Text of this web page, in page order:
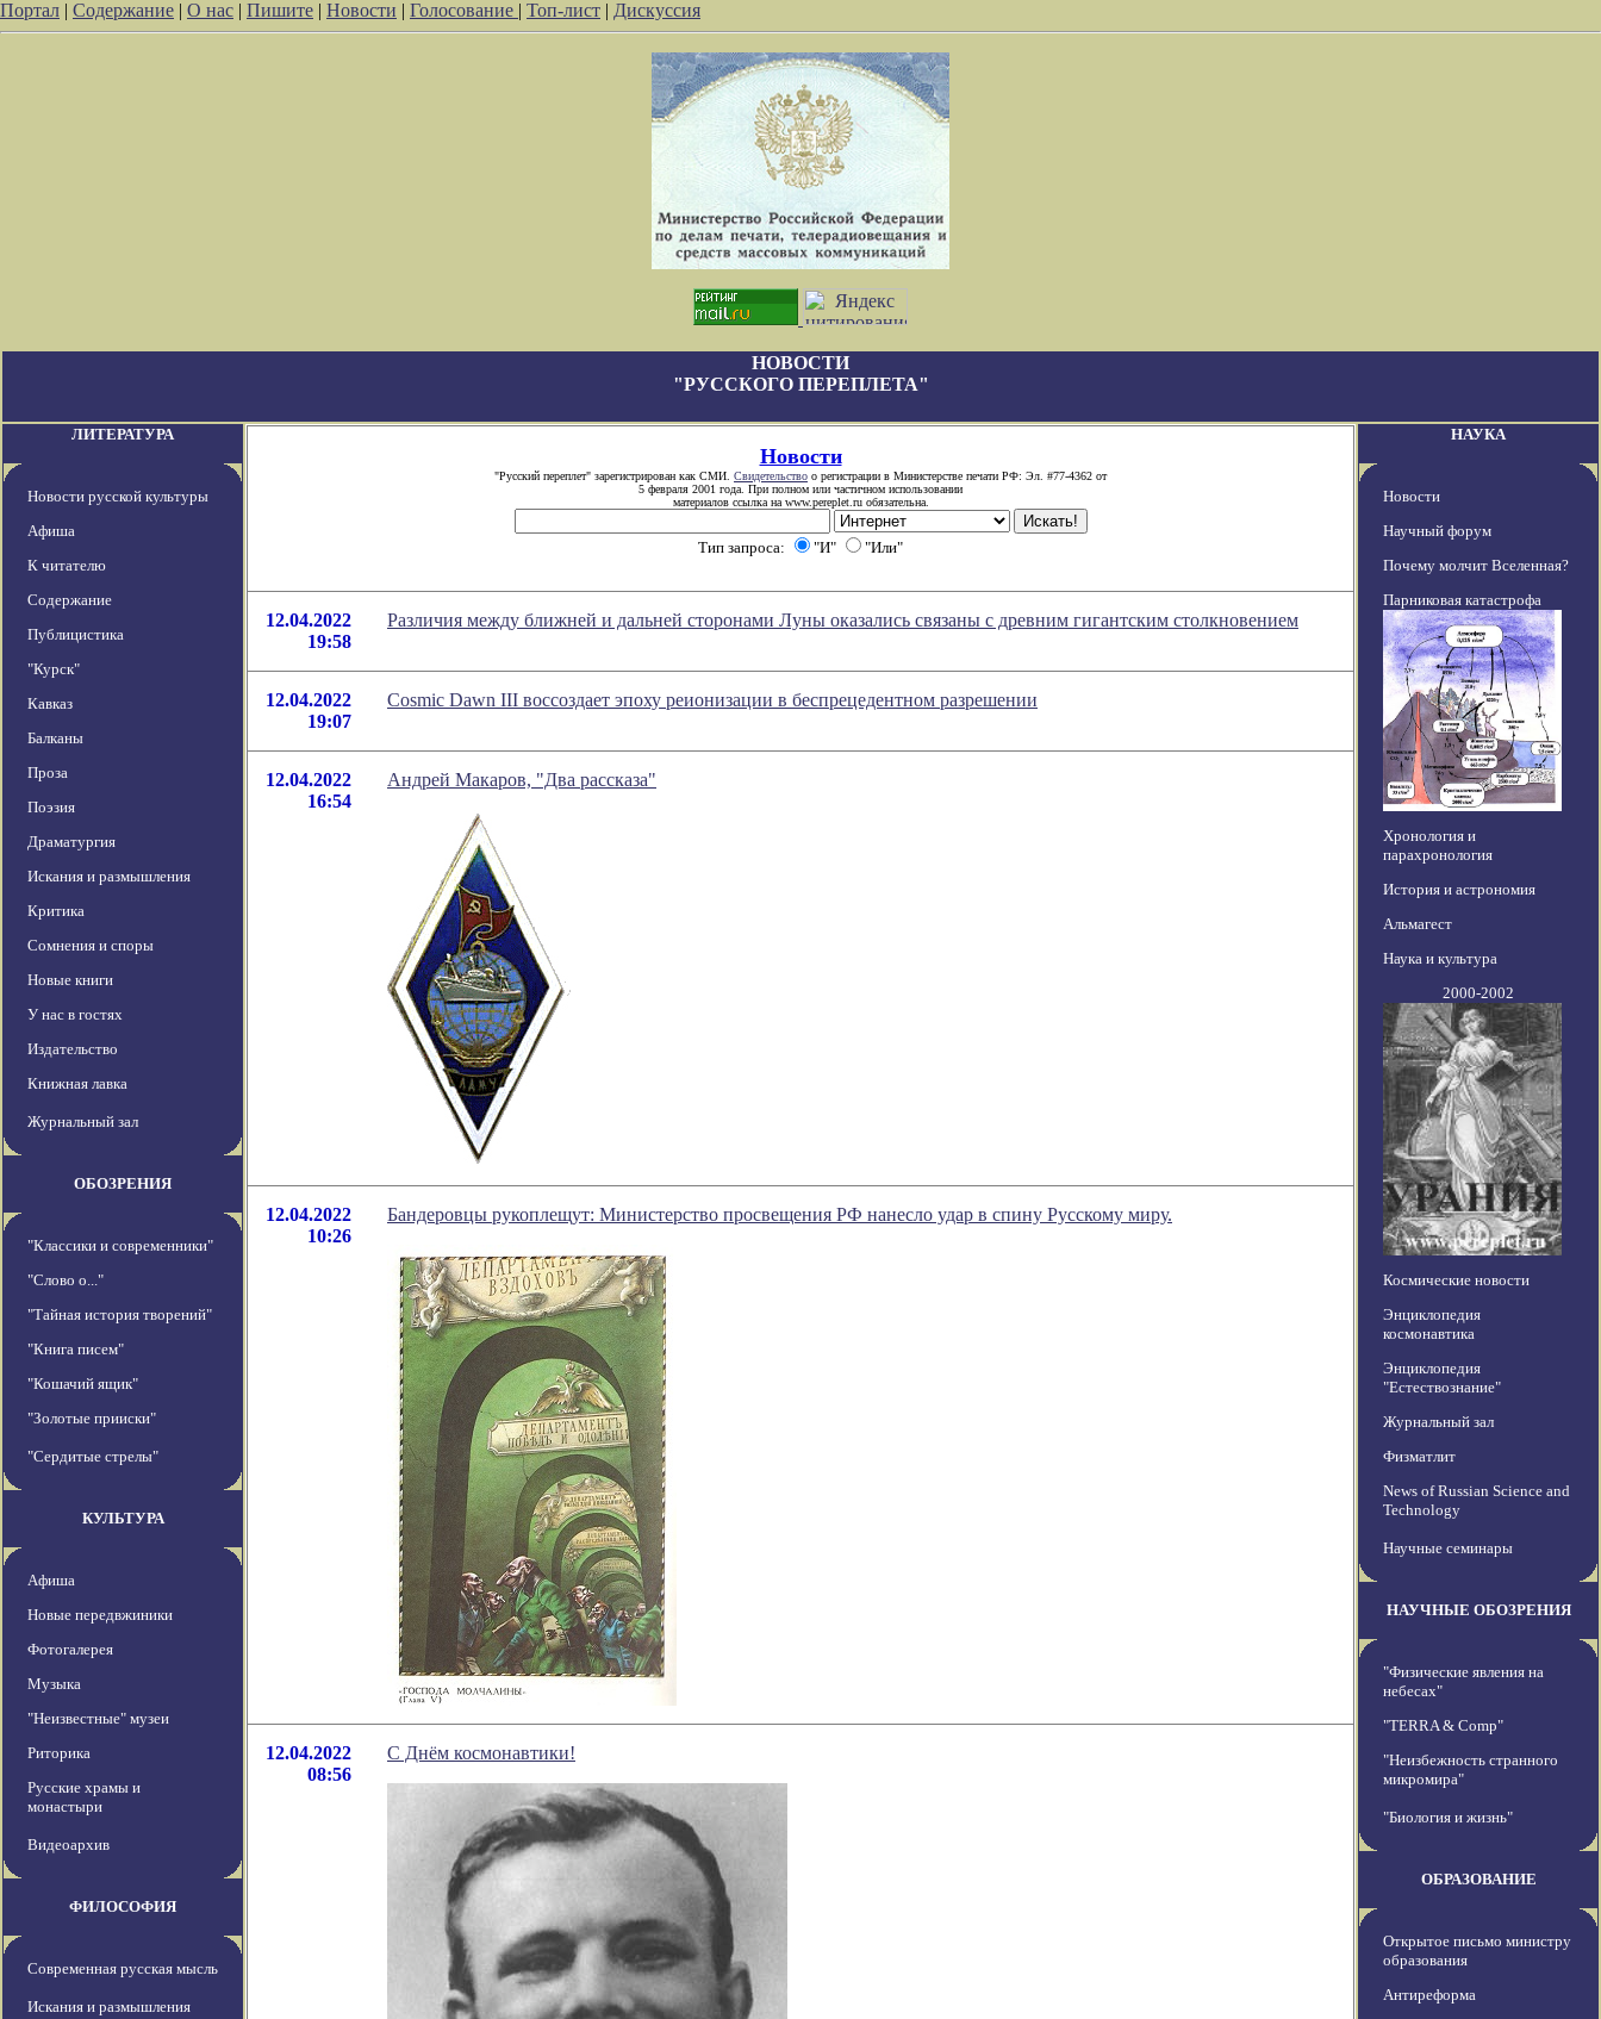
Портал | Содержание | О нас | Пишите | Новости | Голосование | Топ-лист | Дискуссия
НОВОСТИ
"РУССКОГО ПЕРЕПЛЕТА"
ЛИТЕРАТУРА
Новости русской культуры
Афиша
К читателю
Содержание
Публицистика
"Курск"
Кавказ
Балканы
Проза
Поэзия
Драматургия
Искания и размышления
Критика
Сомнения и споры
Новые книги
У нас в гостях
Издательство
Книжная лавка
Журнальный зал
ОБОЗРЕНИЯ
"Классики и современники"
"Слово о..."
"Тайная история творений"
"Книга писем"
"Кошачий ящик"
"Золотые прииски"
"Сердитые стрелы"
КУЛЬТУРА
Афиша
Новые передвжиники
Фотогалерея
Музыка
"Неизвестные" музеи
Риторика
Русские храмы и
монастыри
Видеоархив
ФИЛОСОФИЯ
Современная русская мысль
Искания и размышления
Новости
"Русский переплет" зарегистрирован как СМИ. Свидетельство о регистрации в Министерстве печати РФ: Эл. #77-4362 от
5 февраля 2001 года. При полном или частичном использовании
материалов ссылка на www.pereplet.ru обязательна.
Тип запроса: "И" "Или"
12.04.2022
19:58
Различия между ближней и дальней сторонами Луны оказались связаны с древним гигантским столкновением
12.04.2022
19:07
Cosmic Dawn III воссоздает эпоху реионизации в беспрецедентном разрешении
12.04.2022
16:54
Андрей Макаров, "Два рассказа"
12.04.2022
10:26
Бандеровцы рукоплещут: Министерство просвещения РФ нанесло удар в спину Русскому миру.
12.04.2022
08:56
С Днём космонавтики!
НАУКА
Новости
Научный форум
Почему молчит Вселенная?
Парниковая катастрофа
Хронология и
парахронология
История и астрономия
Альмагест
Наука и культура
2000-2002
Космические новости
Энциклопедия
космонавтика
Энциклопедия
"Естествознание"
Журнальный зал
Физматлит
News of Russian Science and
Technology
Научные семинары
НАУЧНЫЕ ОБОЗРЕНИЯ
"Физические явления на
небесах"
"TERRA & Comp"
"Неизбежность странного
микромира"
"Биология и жизнь"
ОБРАЗОВАНИЕ
Открытое письмо министру
образования
Антиреформа